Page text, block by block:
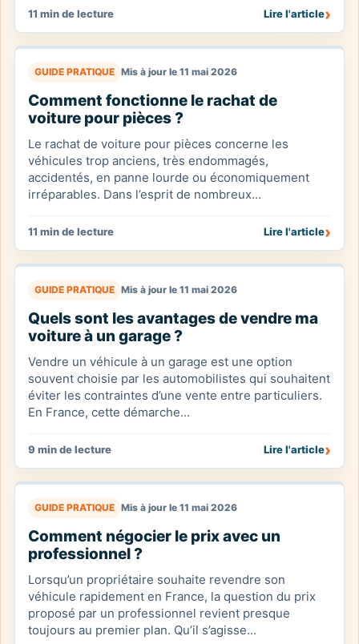
11 min de lecture Lire l'article›
GUIDE PRATIQUE Mis à jour le 11 mai 2026
Comment fonctionne le rachat de
voiture pour pièces ?
Le rachat de voiture pour pièces concerne les
véhicules trop anciens, très endommagés,
accidentés, en panne lourde ou économiquement
irréparables. Dans l’esprit de nombreux...
11 min de lecture Lire l'article›
GUIDE PRATIQUE Mis à jour le 11 mai 2026
Quels sont les avantages de vendre ma
voiture à un garage ?
Vendre un véhicule à un garage est une option
souvent choisie par les automobilistes qui souhaitent
éviter les contraintes d’une vente entre particuliers.
En France, cette démarche...
9 min de lecture Lire l'article›
GUIDE PRATIQUE Mis à jour le 11 mai 2026
Comment négocier le prix avec un
professionnel ?
Lorsqu’un propriétaire souhaite revendre son
véhicule rapidement en France, la question du prix
proposé par un professionnel revient presque
toujours au premier plan. Qu’il s’agisse...